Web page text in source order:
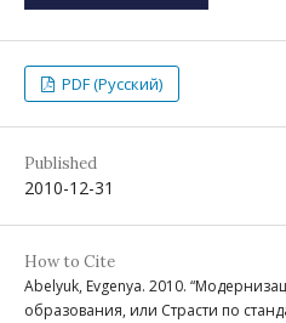
PDF (Русский)
Published
2010-12-31
How to Cite
Abelyuk, Evgenya. 2010.
образования, или Страсти по